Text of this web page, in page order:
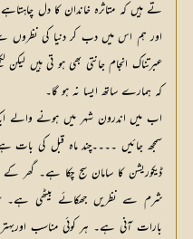
تے ہیں کہ متاثرہ خاندان کا دل
اور ہم اس میں دب کر دنیا کی نظروں سے
عبرتناک انجام جانتی بھی ہو تی ہیں
کہ ہمارے ساتھ ایسا نہ ہو گا۔
اب میں اندرون شہر میں ہونے والے
سمجھ جائیں ۔۔۔۔چند ماہ قبل کی بات ہے
ڈیکوریشن کا سامان سج چکا ہے۔ گھر کے
شرم سے نظریں جھکائے بیٹھی ہے۔
بارات آنی ہے۔ ہر کوئی مناسب